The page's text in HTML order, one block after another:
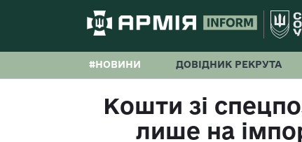
#НОВИНИ ДОВІДНИК РЕКРУТА
Кошти зі
лише на